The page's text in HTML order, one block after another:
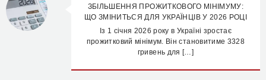
ЗБІЛЬШЕННЯ ПРОЖИТКОВОГО МІНІМУМУ:
ЩО ЗМІНИТЬСЯ ДЛЯ УКРАЇНЦІВ У 2026 РОЦІ
Із 1 січня 2026 року в Україні зростає
прожитковий мінімум. Він становитиме 3328
гривень для […]